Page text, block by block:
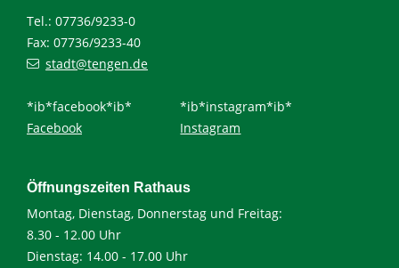
Tel.: 07736/9233-0
Fax: 07736/9233-40
stadt@tengen.de
*ib*facebook*ib*
Facebook
*ib*instagram*ib*
Instagram
Öffnungszeiten Rathaus
Montag, Dienstag, Donnerstag und Freitag:
8.30 - 12.00 Uhr
Dienstag: 14.00 - 17.00 Uhr